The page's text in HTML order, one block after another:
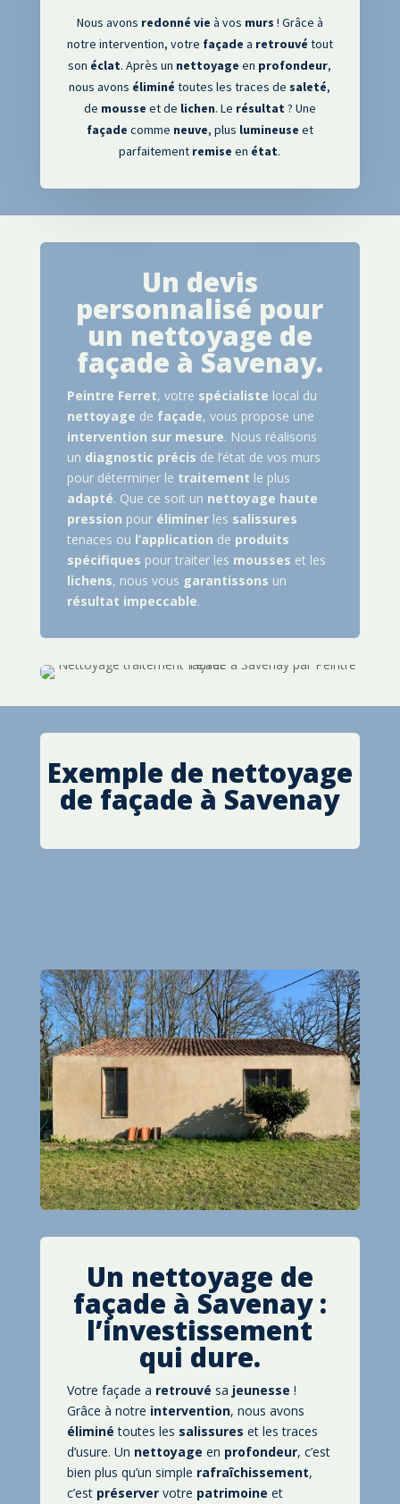
Nous avons redonné vie à vos murs ! Grâce à
notre intervention, votre façade a retrouvé tout
son éclat. Après un nettoyage en profondeur,
nous avons éliminé toutes les traces de saleté,
de mousse et de lichen. Le résultat ? Une
façade comme neuve, plus lumineuse et
parfaitement remise en état.
Un devis
personnalisé pour
un nettoyage de
façade à Savenay.
Peintre Ferret, votre spécialiste local du
nettoyage de façade, vous propose une
intervention sur mesure. Nous réalisons
un diagnostic précis de l’état de vos murs
pour déterminer le traitement le plus
adapté. Que ce soit un nettoyage haute
pression pour éliminerles salissures
tenaces ou l’application de produits
spécifiques pour traiter les mousses et les
lichens, nous vous garantissons un
résultat impeccable.
Exemple de nettoyage
de façade à Savenay
Un nettoyage de
façade à Savenay:
l’investissement
qui dure.
Votre façade a retrouvé sa jeunesse !
Grâce à notre intervention, nous avons
éliminé toutes les salissures et les traces
d’usure. Un nettoyage en profondeur, c’est
bien plus qu’un simple rafraîchissement,
c’est préservervotre patrimoine et